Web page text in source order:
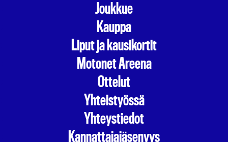
Joukkue
Kauppa
Liput ja kausikortit
Motonet Areena
Ottelut
Yhteistyössä
Yhteystiedot
Kannattajajäsenyys